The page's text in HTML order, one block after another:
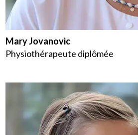
Mary Jovanovic
Physiothérapeute diplômée